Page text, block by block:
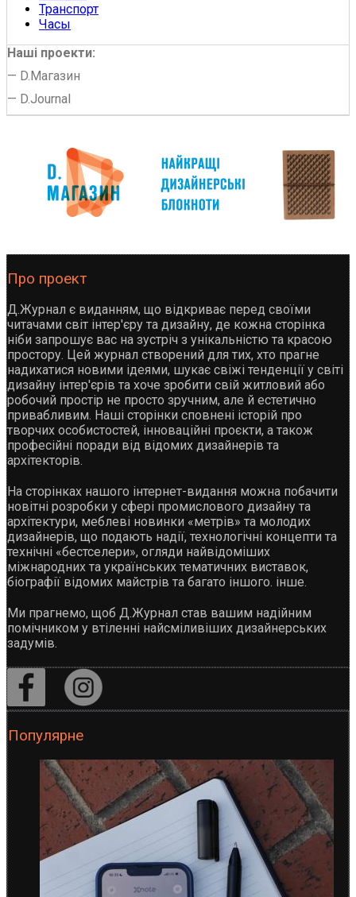
Транспорт
Часы
Наші проекти:
— D.Магазин
— D.Journal
Про проект
Д.Журнал є виданням, що відкриває перед своїми
читачами світ інтер'єру та дизайну, де кожна сторінка
ніби запрошує вас на зустріч з унікальністю та красою
простору. Цей журнал створений для тих, хто прагне
надихатися новими ідеями, шукає свіжі тенденції у світі
дизайну інтер'єрів та хоче зробити свій житловий або
робочий простір не просто зручним, але й естетично
привабливим. Наші сторінки сповнені історій про
творчих особистостей, інноваційні проєкти, а також
професійні поради від відомих дизайнерів та
архітекторів.
На сторінках нашого інтернет-видання можна побачити
новітні розробки у сфері промислового дизайну та
архітектури, меблеві новинки «метрів» та молодих
дизайнерів, що подають надії, технологічні концепти та
технічні «бестселери», огляди найвідоміших
міжнародних та українських тематичних виставок,
біографії відомих майстрів та багато іншого. інше.
Ми прагнемо, щоб Д.Журнал став вашим надійним
помічником у втіленні найсміливіших дизайнерських
задумів.
Популярне